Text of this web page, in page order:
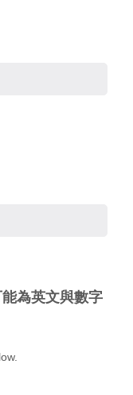
為英文與數字